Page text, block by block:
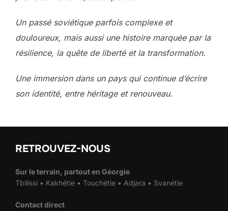
Un passé soviétique parfois complexe et
douloureux, mais aussi une histoire marquée par la
résilience, la quête de liberté et la transformation.
Une immersion dans un pays qui continue d’écrire
son identité, entre héritage et renouveau.
RETROUVEZ-NOUS
Sur le terrain, partout en Géorgie
Tbilissi • Kakhétie • Touchétie • Adjara • Svanétie
Contact direct